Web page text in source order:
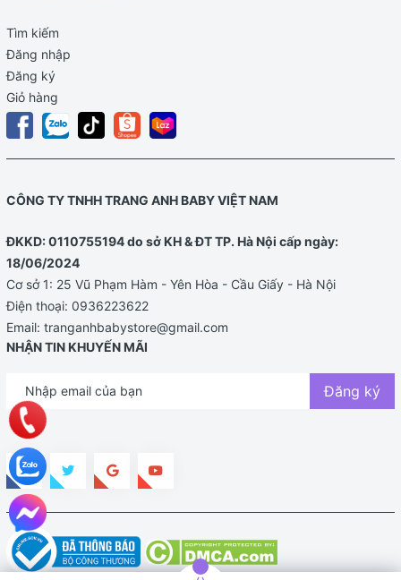
Tìm kiếm
Đăng nhập
Đăng ký
Giỏ hàng
CÔNG TY TNHH TRANG ANH BABY VIỆT NAM
ĐKKD: 0110755194 do sở KH & ĐT TP. Hà Nội cấp ngày:
18/06/2024
Cơ sở 1: 25 Vũ Phạm Hàm - Yên Hòa - Cầu Giấy - Hà Nội
Điện thoại: 0936223622
Email: tranganhbabystore@gmail.com
NHẬN TIN KHUYẾN MÃI
Đăng ký